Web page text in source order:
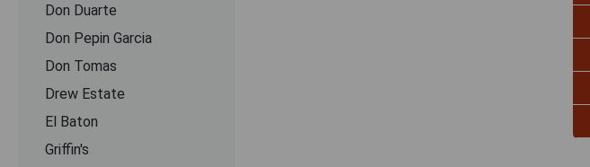
Don Duarte
Don Pepin Garcia
Don Tomas
Drew Estate
El Baton
Griffin's